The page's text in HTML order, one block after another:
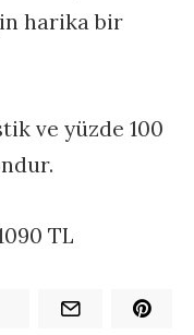
harika bir
ve yüzde 100
TL